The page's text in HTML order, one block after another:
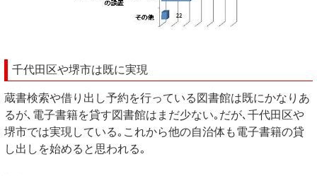
千代田区や堺市は既に実現
蔵書検索や借り出し予約を行っている図書館は既にかなりあ
るが､電子書籍を貸す図書館はまだ少ない｡だが､千代田区や
堺市では実現している｡これから他の自治体も電子書籍の貸
し出しを始めると思われる｡